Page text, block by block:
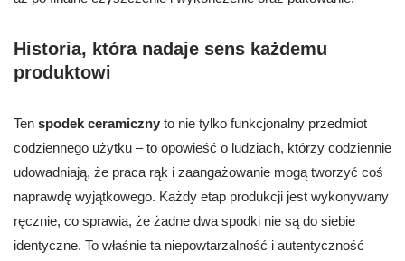
Historia, która nadaje sens każdemu
produktowi
Ten spodek ceramiczny to nie tylko funkcjonalny przedmiot
codziennego użytku – to opowieść o ludziach, którzy codziennie
udowadniają, że praca rąk i zaangażowanie mogą tworzyć coś
naprawdę wyjątkowego. Każdy etap produkcji jest wykonywany
ręcznie, co sprawia, że żadne dwa spodki nie są do siebie
identyczne. To właśnie ta niepowtarzalność i autentyczność